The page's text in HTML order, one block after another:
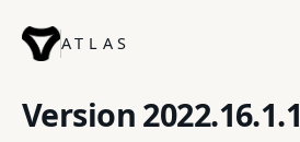
ATLAS
Version 2022.16.1.1